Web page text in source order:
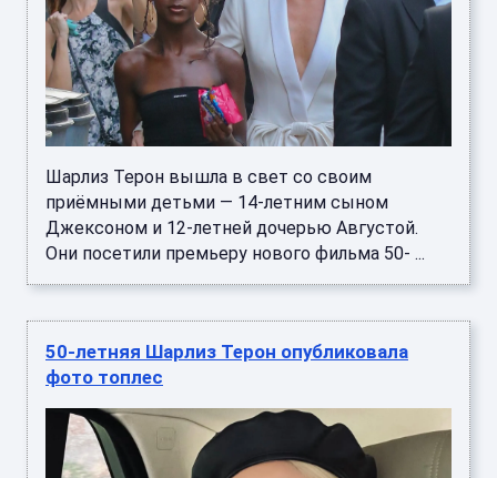
Шарлиз Терон вышла в свет со своим
приёмными детьми — 14-летним сыном
Джексоном и 12-летней дочерью Августой.
Они посетили премьеру нового фильма 50- ...
50-летняя Шарлиз Терон опубликовала
фото топлес